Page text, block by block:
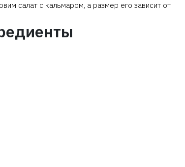
салат с кальмаром, а размер его зависит от